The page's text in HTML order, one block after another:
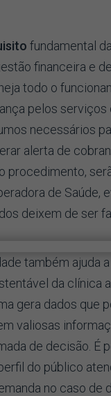
fundamental
financeira e
todo o
pelos serviços
necessários
alerta de
procedimento,
de Saúde,
deixem de ser
também ajuda
da clínica a
gera dados que
valiosas
de decisão. É
do público
no caso de